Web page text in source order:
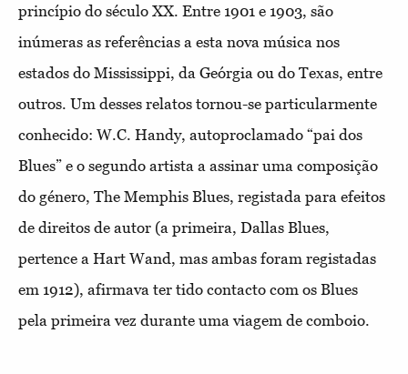
princípio do século XX. Entre 1901 e 1903, são
inúmeras as referências a esta nova música nos
estados do Mississippi, da Geórgia ou do Texas, entre
outros. Um desses relatos tornou-se particularmente
conhecido: W.C. Handy, autoproclamado “pai dos
Blues” e o segundo artista a assinar uma composição
do género, The Memphis Blues, registada para efeitos
de direitos de autor (a primeira, Dallas Blues,
pertence a Hart Wand, mas ambas foram registadas
em 1912), afirmava ter tido contacto com os Blues
pela primeira vez durante uma viagem de comboio.